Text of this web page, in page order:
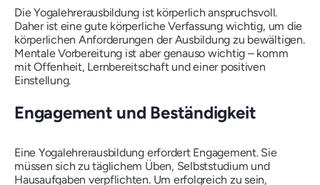
Die Yogalehrerausbildung ist körperlich anspruchsvoll.
Daher ist eine gute körperliche Verfassung wichtig, um die
körperlichen Anforderungen der Ausbildung zu bewältigen.
Mentale Vorbereitung ist aber genauso wichtig – komm
mit Offenheit, Lernbereitschaft und einer positiven
Einstellung.
Engagement und Beständigkeit
Eine Yogalehrerausbildung erfordert Engagement. Sie
müssen sich zu täglichem Üben, Selbststudium und
Hausaufgaben verpflichten. Um erfolgreich zu sein,